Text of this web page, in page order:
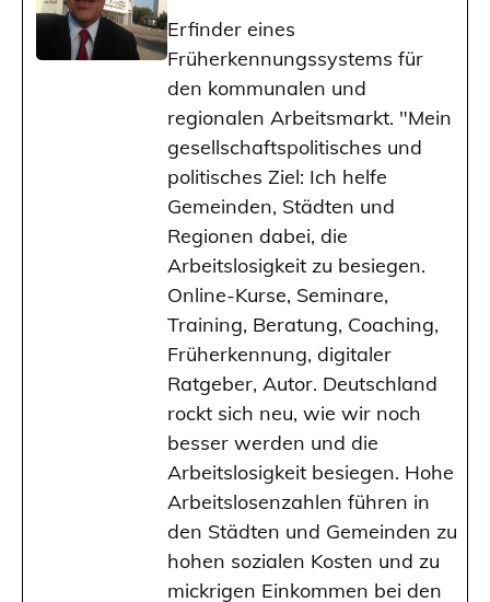
Erfinder eines
Früherkennungssystems für
den kommunalen und
regionalen Arbeitsmarkt. "Mein
gesellschaftspolitisches und
politisches Ziel: Ich helfe
Gemeinden, Städten und
Regionen dabei, die
Arbeitslosigkeit zu besiegen.
Online-Kurse, Seminare,
Training, Beratung, Coaching,
Früherkennung, digitaler
Ratgeber, Autor. Deutschland
rockt sich neu, wie wir noch
besser werden und die
Arbeitslosigkeit besiegen. Hohe
Arbeitslosenzahlen führen in
den Städten und Gemeinden zu
hohen sozialen Kosten und zu
mickrigen Einkommen bei den